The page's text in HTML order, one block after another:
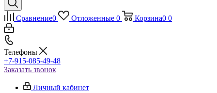
Сравнение0 Отложенные 0 Корзина0 0
Телефоны
+7-915-085-49-48
Заказать звонок
Личный кабинет